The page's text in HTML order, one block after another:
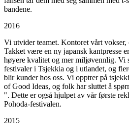
bandene.
2016
Vi utvider teamet. Kontoret vårt vokser,
Takket være en ny japansk kantpresse
høyere kvalitet og mer miljøvennlig. Vi
festivaler i Tsjekkia og i utlandet, og
blir kunder hos oss. Vi opptrer på
of Good Ideas, og folk har sluttet å
". Dette er også hjulpet av vår første
Pohoda-festivalen.
2015